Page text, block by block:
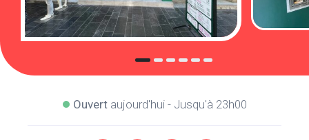
Ouvertaujourd'hui - Jusqu'à 23h00